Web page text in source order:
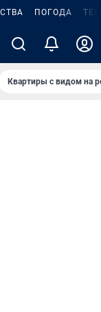
ПОГОДА
Квартиры с видом на